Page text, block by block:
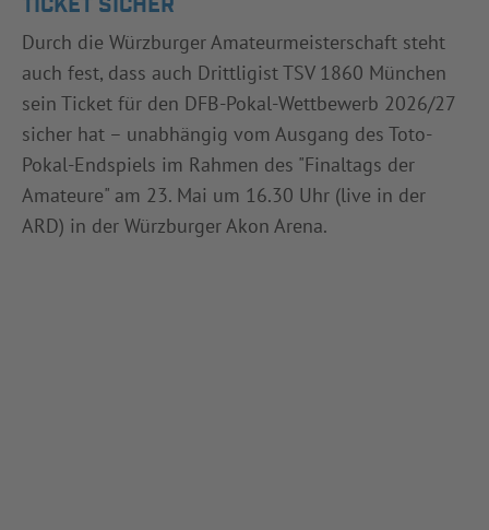
Durch die Würzburger Amateurmeisterschaft steht
auch fest, dass auch Drittligist TSV 1860 München
sein Ticket für den DFB-Pokal-Wettbewerb 2026/27
sicher hat – unabhängig vom Ausgang des Toto-
Pokal-Endspiels im Rahmen des "Finaltags der
Amateure" am 23. Mai um 16.30 Uhr (live in der
ARD) in der Würzburger Akon Arena.